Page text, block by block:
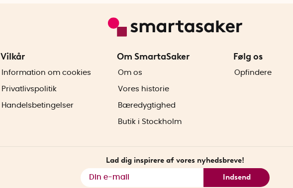
Vilkår
Information om cookies
Privatlivspolitik
Handelsbetingelser
Om SmartaSaker
Om os
Vores historie
Bæredygtighed
Butik i Stockholm
Følg os
Opfindere
Lad dig inspirere af vores nyhedsbreve!
Indsend